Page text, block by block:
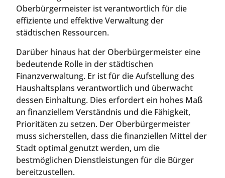
Oberbürgermeister ist verantwortlich für die
effiziente und effektive Verwaltung der
städtischen Ressourcen.
Darüber hinaus hat der Oberbürgermeister eine
bedeutende Rolle in der städtischen
Finanzverwaltung. Er ist für die Aufstellung des
Haushaltsplans verantwortlich und überwacht
dessen Einhaltung. Dies erfordert ein hohes Maß
an finanziellem Verständnis und die Fähigkeit,
Prioritäten zu setzen. Der Oberbürgermeister
muss sicherstellen, dass die finanziellen Mittel der
Stadt optimal genutzt werden, um die
bestmöglichen Dienstleistungen für die Bürger
bereitzustellen.